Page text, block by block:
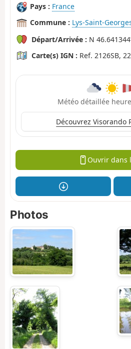
Pays : France
Commune : Lys-Saint-
Départ/Arrivée : N
Carte(s) IGN : Ref. 2126SB,
Météo détaillée
Découvrez Visorando
Ouvrir dans
Photos